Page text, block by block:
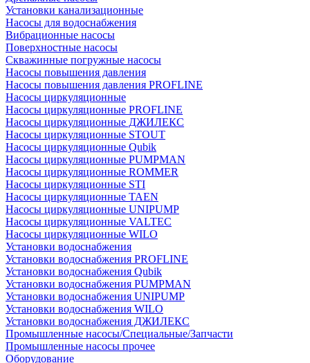
Установки канализационные
Насосы для водоснабжения
Вибрационные насосы
Поверхностные насосы
Скважинные погружные насосы
Насосы повышения давления
Насосы повышения давления PROFLINE
Насосы циркуляционные
Насосы циркуляционные PROFLINE
Насосы циркуляционные ДЖИЛЕКС
Насосы циркуляционные STOUT
Насосы циркуляционные Qubik
Насосы циркуляционные PUMPMAN
Насосы циркуляционные ROMMER
Насосы циркуляционные STI
Насосы циркуляционные TAEN
Насосы циркуляционные UNIPUMP
Насосы циркуляционные VALTEC
Насосы циркуляционные WILO
Установки водоснабжения
Установки водоснабжения PROFLINE
Установки водоснабжения Qubik
Установки водоснабжения PUMPMAN
Установки водоснабжения UNIPUMP
Установки водоснабжения WILO
Установки водоснабжения ДЖИЛЕКС
Промышленные насосы/Специальные/Запчасти
Промышленные насосы прочее
Оборудование